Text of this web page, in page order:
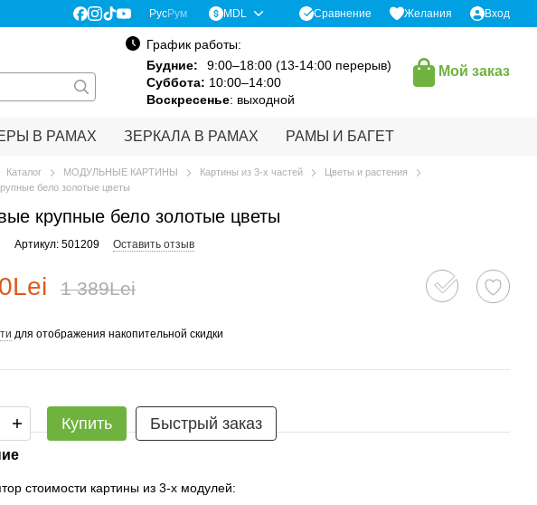
РусРум MDL Сравнение Желания Вход
График работы:
Будние:
9:00–18:00 (13-14:00 перерыв)
Суббота: 10:00–14:00
Воскресенье: выходной
Мой заказ
В РАМАХ ЗЕРКАЛА В РАМАХ РАМЫ И БАГЕТ
Каталог МОДУЛЬНЫЕ КАРТИНЫ Картины из 3-х частей
Цветы и растения
бело золотые цветы
крупные бело золотые цветы
Артикул: 501209 Оставить отзыв
1 389Lei
для отображения накопительной скидки
Купить Быстрый заказ
стоимости картины из 3-х модулей: